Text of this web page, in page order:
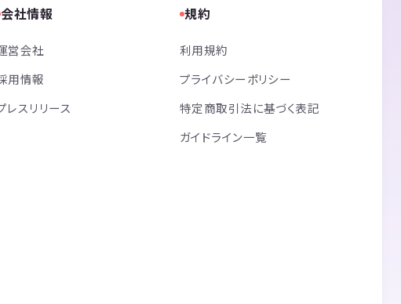
会社情報
営会社
用情報
レスリリース
規約
利用規約
プライバシーポリシー
特定商取引法に基づく表記
ガイドライン一覧